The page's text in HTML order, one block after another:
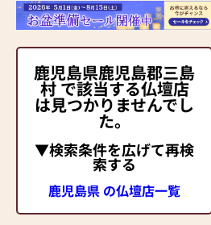
鹿児島県鹿児島郡三島
村 で該当する仏壇店
は見つかりませんでし
た。
▼検索条件を広げて再検
索する
鹿児島県 の仏壇店一覧